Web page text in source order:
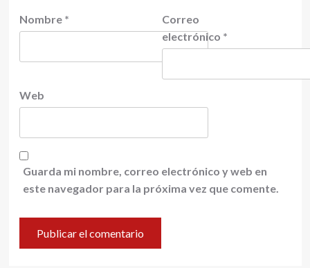
Nombre *
Correo
electrónico *
Web
Guarda mi nombre, correo electrónico y web en
este navegador para la próxima vez que comente.